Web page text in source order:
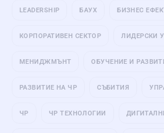
LEADERSHIP БАУХ БИЗНЕС
КОРПОРАТИВЕН СЕКТОР ЛИДЕРСКИ
МЕНИДЖМЪНТ ОБУЧЕНИЕ И
РАЗВИТИЕ НА ЧР СЪБИТИЯ
ЧР ЧР ТЕХНОЛОГИИ